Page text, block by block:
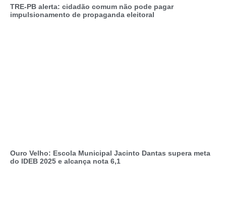
TRE-PB alerta: cidadão comum não pode pagar
impulsionamento de propaganda eleitoral
Ouro Velho: Escola Municipal Jacinto Dantas supera meta
do IDEB 2025 e alcança nota 6,1